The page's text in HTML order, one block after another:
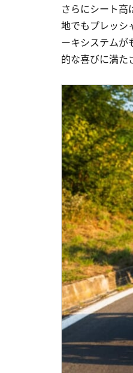
さらにシート
地でもプレッシ
ーキシステムが
的な喜びに満た